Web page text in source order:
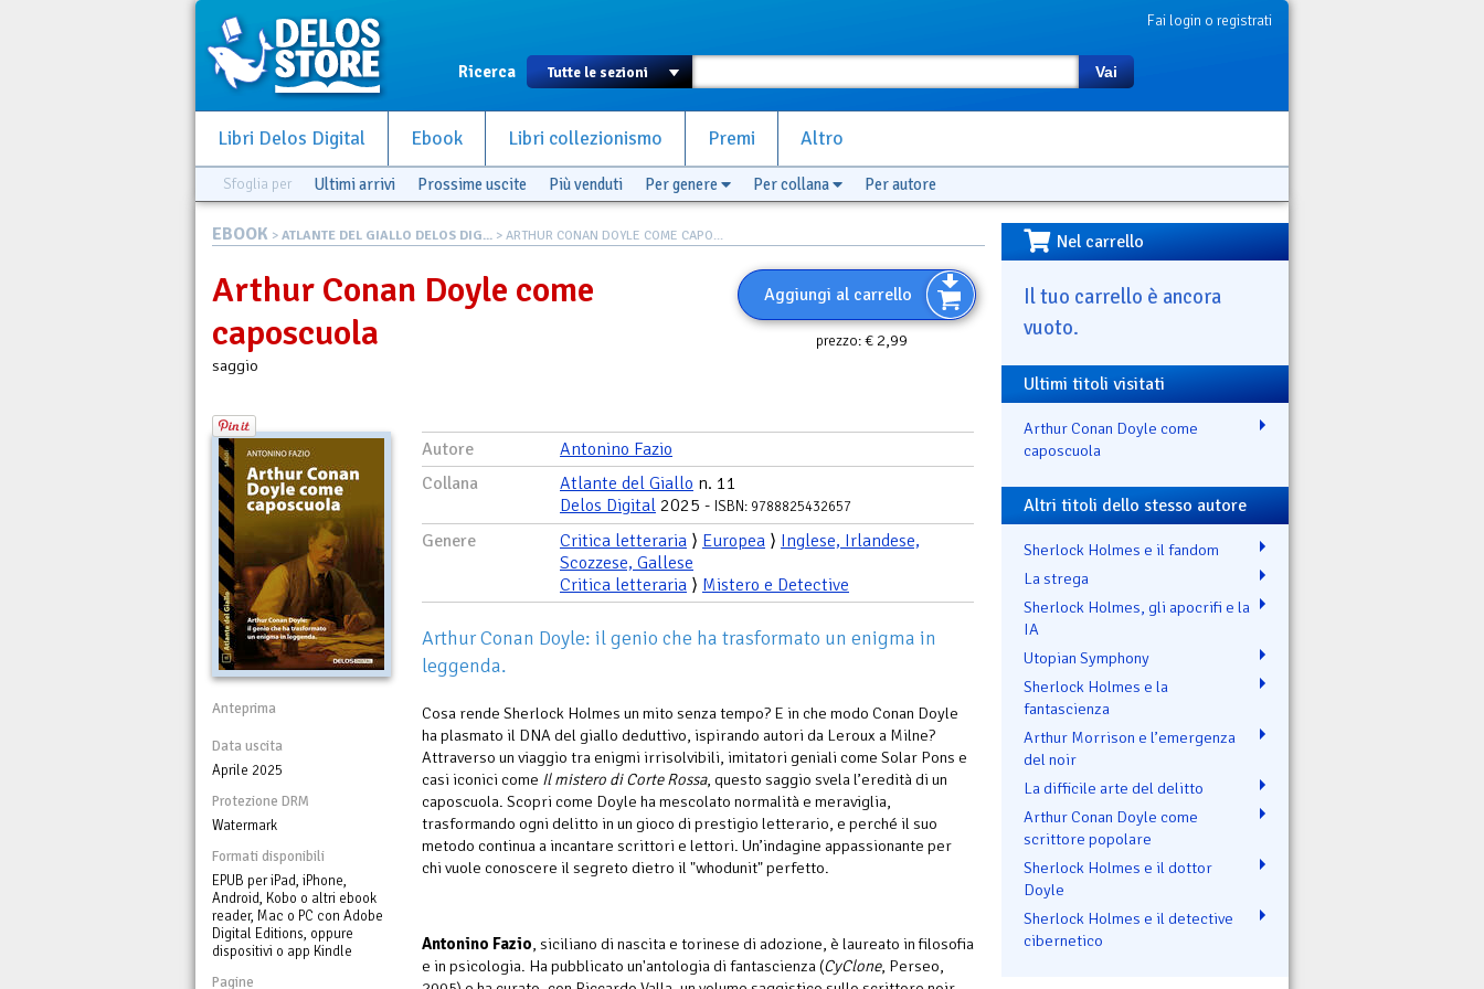
Fai login o registrati
Ricerca Vai
Libri Delos Digital Ebook Libri collezionismo Premi Altro
Sfoglia per Ultimi arrivi Prossime uscite Più venduti Per genere Per collana Per autore
EBOOK > ATLANTE DEL GIALLO DELOS DIG... > ARTHUR CONAN DOYLE COME CAPO...
Aggiungi al carrello
prezzo:€ 2,99
Arthur Conan Doyle come
caposcuola
saggio
Anteprima
Data uscita
Aprile 2025
Protezione DRM
Watermark
Formati disponibili
EPUB per iPad, iPhone,
Android, Kobo o altri ebook
reader, Mac o PC con Adobe
Digital Editions, oppure
dispositivi o app Kindle
Pagine
Autore
Antonino Fazio
Collana
Atlante del Giallo n. 11
Delos Digital 2025 - ISBN: 9788825432657
Genere Critica letteraria ⟩ Europea ⟩ Inglese, Irlandese,
Scozzese, Gallese
Critica letteraria ⟩ Mistero e Detective
Arthur Conan Doyle: il genio che ha trasformato un enigma in
leggenda.
Cosa rende Sherlock Holmes un mito senza tempo? E in che modo Conan Doyle
ha plasmato il DNA del giallo deduttivo, ispirando autori da Leroux a Milne?
Attraverso un viaggio tra enigmi irrisolvibili, imitatori geniali come Solar Pons e
casi iconici come Il mistero di Corte Rossa, questo saggio svela l’eredità di un
caposcuola. Scopri come Doyle ha mescolato normalità e meraviglia,
trasformando ogni delitto in un gioco di prestigio letterario, e perché il suo
metodo continua a incantare scrittori e lettori. Un’indagine appassionante per
chi vuole conoscere il segreto dietro il "whodunit" perfetto.
Antonino Fazio, siciliano di nascita e torinese di adozione, è laureato in filosofia
e in psicologia. Ha pubblicato un'antologia di fantascienza (CyClone, Perseo,
Nel carrello
Il tuo carrello è ancora
vuoto.
Ultimi titoli visitati
Arthur Conan Doyle come
caposcuola
Altri titoli dello stesso autore
Sherlock Holmes e il fandom
La strega
Sherlock Holmes, gli apocrifi e la
IA
Utopian Symphony
Sherlock Holmes e la
fantascienza
Arthur Morrison e l’emergenza
del noir
La difficile arte del delitto
Arthur Conan Doyle come
scrittore popolare
Sherlock Holmes e il dottor
Doyle
Sherlock Holmes e il detective
cibernetico